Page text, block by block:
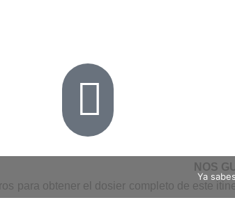
NOS
para obtener el dosier completo de este
Ya